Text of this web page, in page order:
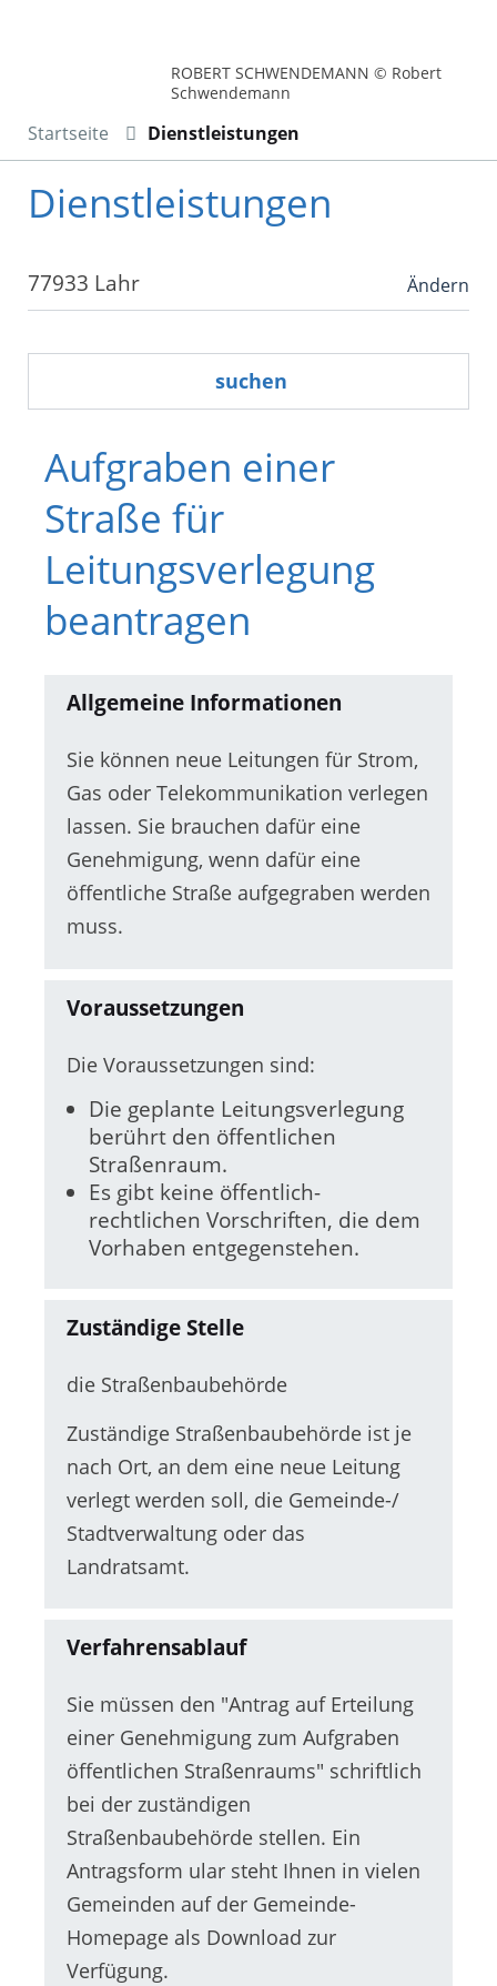
ROBERT SCHWENDEMANN © Robert
Schwendemann
Startseite Dienstleistungen
Dienstleistungen
Ändern
suchen
Aufgraben einer
Straße für
Leitungsverlegung
beantragen
Allgemeine Informationen
Sie können neue Leitungen für Strom,
Gas oder Telekommunikation verlegen
lassen. Sie brauchen dafür eine
Genehmigung, wenn dafür eine
öffentliche Straße aufgegraben werden
muss.
Voraussetzungen
Die Voraussetzungen sind:
Die geplante Leitungsverlegung
berührt den öffentlichen
Straßenraum.
Es gibt keine öffentlich-
rechtlichen Vorschriften, die dem
Vorhaben entgegenstehen.
Zuständige Stelle
die Straßenbaubehörde
Zuständige Straßenbaubehörde ist je
nach Ort, an dem eine neue Leitung
verlegt werden soll, die Gemeinde-/
Stadtverwaltung oder das
Landratsamt.
Verfahrensablauf
Sie müssen den "Antrag auf Erteilung
einer Genehmigung zum Aufgraben
öffentlichen Straßenraums" schriftlich
bei der zuständigen
Straßenbaubehörde stellen. Ein
Antragsform ular steht Ihnen in vielen
Gemeinden auf der Gemeinde-
Homepage als Download zur
Verfügung.